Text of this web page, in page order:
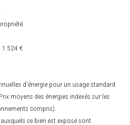
1 524 €
d’énergie pour un usage standard
moyens des énergies indexés sur les
compris).
ce bien est exposé sont